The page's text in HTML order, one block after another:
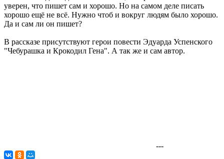
уверен, что пишет сам и хорошо. Но на самом деле писать
хорошо ещё не всё. Нужно чтоб и вокруг людям было хорошо.
Да и сам ли он пишет?
В рассказе присутствуют герои повести Эдуарда Успенского
"Чебурашка и Крокодил Гена". А так же и сам автор.
---